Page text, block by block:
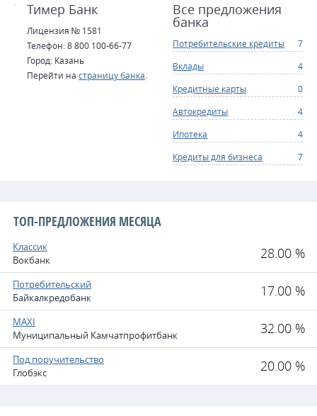
Тимер Банк
Лицензия № 1581
Телефон: 8 800 100-66-77
Город: Казань
Перейти на страницу банка.
Все предложения
банка
Потребительские кредиты
7
Вклады
4
Кредитные карты
0
Автокредиты
4
Ипотека
4
Кредиты для бизнеса
7
ТОП-ПРЕДЛОЖЕНИЯ МЕСЯЦА
Классик
Вокбанк
28.00 %
Потребительский
Байкалкредобанк
17.00 %
MAXI
Муниципальный Камчатпрофитбанк
32.00 %
Под поручительство
Глобэкс
20.00 %